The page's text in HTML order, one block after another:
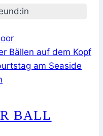
BALL